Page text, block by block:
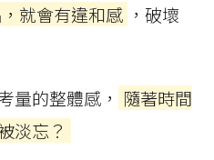
就會有違和感 ，破壞
量的整體感， 隨著時間
淡忘？